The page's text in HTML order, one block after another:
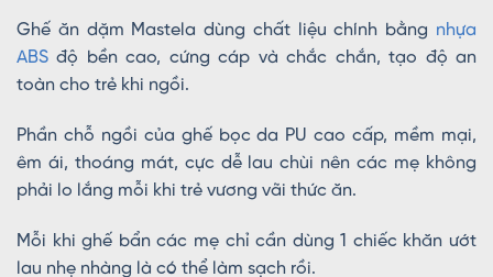
Ghế ăn dặm Mastela dùng chất liệu chính bằng nhựa
ABS độ bền cao, cứng cáp và chắc chắn, tạo độ an
toàn cho trẻ khi ngồi.
Phần chỗ ngồi của ghế bọc da PU cao cấp, mềm mại,
êm ái, thoáng mát, cực dễ lau chùi nên các mẹ không
phải lo lắng mỗi khi trẻ vương vãi thức ăn.
Mỗi khi ghế bẩn các mẹ chỉ cần dùng 1 chiếc khăn ướt
lau nhẹ nhàng là có thể làm sạch rồi.